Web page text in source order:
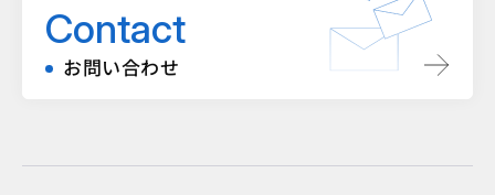
Contact
お問い合わせ